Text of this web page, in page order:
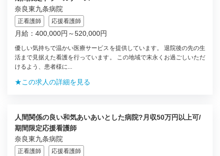
奈良東九条病院
正看護師 応援看護師
月給：400,000円～520,000円
優しい気持ちで温かい医療サービスを提供しています。 退院後の先の生
活まで見据えた看護を行っています。 この地域で末永くお過ごしいただ
けるよう、患者様に...
★この求人の詳細を見る
人間関係の良い和気あいあいとした病院?月収50万円以上可/
期間限定応援看護師
奈良東九条病院
正看護師 応援看護師